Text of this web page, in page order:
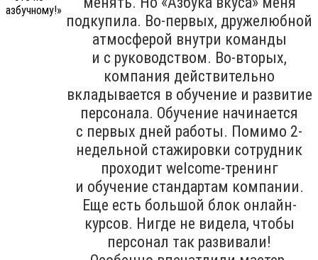
подкупила. Во-первых, дружелюбной
атмосферой внутри команды
и с руководством. Во-вторых,
компания действительно
вкладывается в обучение и развитие
персонала. Обучение начинается
с первых дней работы. Помимо 2-
недельной стажировки сотрудник
проходит welcome-тренинг
и обучение стандартам компании.
Еще есть большой блок онлайн-
курсов. Нигде не видела, чтобы
персонал так развивали!